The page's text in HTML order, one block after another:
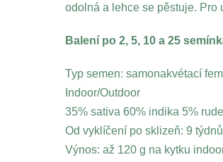
odolná a lehce se pěstuje. Pro
Balení po 2, 5, 10 a 25
Typ semen: samonakvétací
Indoor/Outdoor
35% sativa 60% indika 5%
Od vyklíčení po sklizeň: 9 týdnů
Výnos: až 120 g na kytku